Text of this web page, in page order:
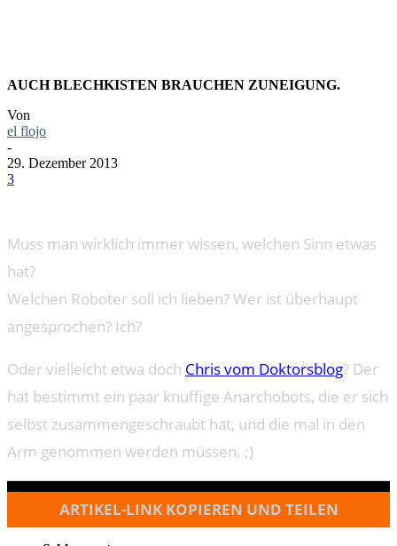
AUCH BLECHKISTEN BRAUCHEN ZUNEIGUNG.
Von
el flojo
-
29. Dezember 2013
3
Muss man wirklich immer wissen, welchen Sinn etwas
hat?
Welchen Roboter soll ich lieben? Wer ist überhaupt
angesprochen? Ich?
Oder vielleicht etwa doch Chris vom Doktorsblog? Der
hat bestimmt ein paar knuffige Anarchobots, die er sich
selbst zusammengeschraubt hat, und die mal in den
Arm genommen werden müssen. ;)
ARTIKEL-LINK KOPIEREN UND TEILEN